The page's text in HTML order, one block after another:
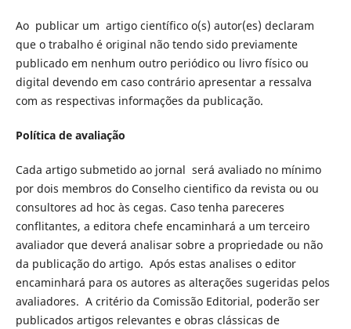
Ao publicar um artigo científico o(s) autor(es) declaram
que o trabalho é original não tendo sido previamente
publicado em nenhum outro periódico ou livro físico ou
digital devendo em caso contrário apresentar a ressalva
com as respectivas informações da publicação.
Política de avaliação
Cada artigo submetido ao jornal será avaliado no mínimo
por dois membros do Conselho cientifico da revista ou ou
consultores ad hoc às cegas. Caso tenha pareceres
conflitantes, a editora chefe encaminhará a um terceiro
avaliador que deverá analisar sobre a propriedade ou não
da publicação do artigo. Após estas analises o editor
encaminhará para os autores as alterações sugeridas pelos
avaliadores. A critério da Comissão Editorial, poderão ser
publicados artigos relevantes e obras clássicas de